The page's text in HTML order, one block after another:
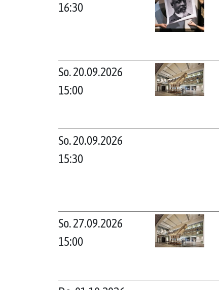
16:30
So. 20.09.2026
15:00
So. 20.09.2026
15:30
So. 27.09.2026
15:00